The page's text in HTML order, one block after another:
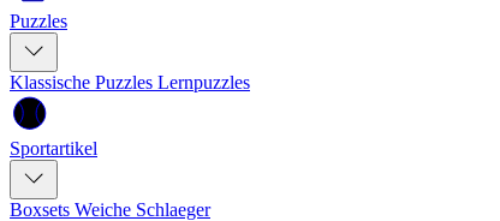
Puzzles
Klassische Puzzles Lernpuzzles
Sportartikel
Boxsets Weiche Schlaeger